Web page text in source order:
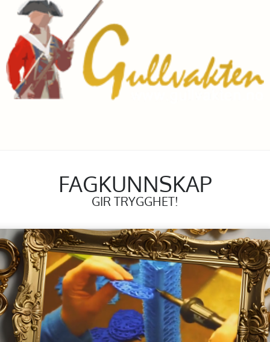
FAGKUNNSKAP
GIR TRYGGHET!